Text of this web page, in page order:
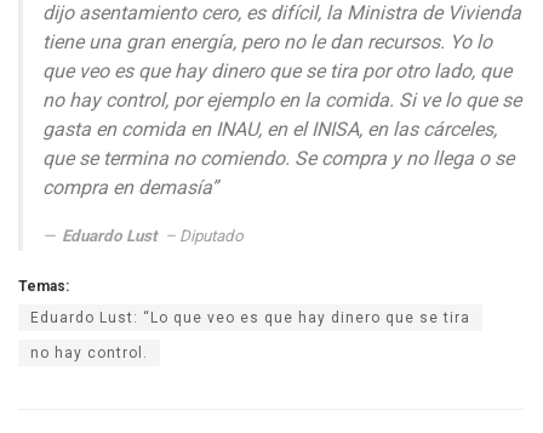
dijo asentamiento cero, es difícil, la Ministra de Vivienda
tiene una gran energía, pero no le dan recursos. Yo lo
que veo es que hay dinero que se tira por otro lado, que
no hay control, por ejemplo en la comida. Si ve lo que se
gasta en comida en INAU, en el INISA, en las cárceles,
que se termina no comiendo. Se compra y no llega o se
compra en demasía”
Eduardo Lust – Diputado
Temas:
Eduardo Lust: “Lo que veo es que hay dinero que se tira
no hay control.